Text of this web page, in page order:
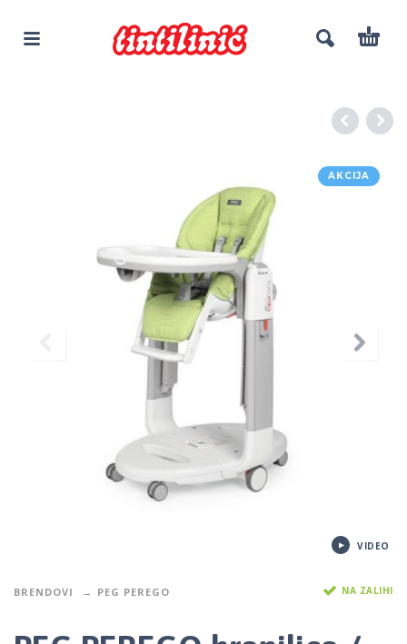
AKCIJA
VIDEO
BRENDOVI PEG PEREGO NA ZALIHI